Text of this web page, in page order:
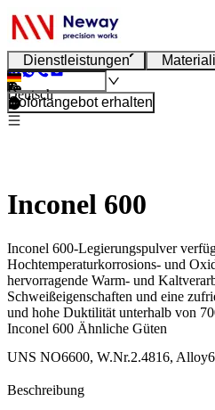
Dienstleistungen
Deutsch
Sofortangebot erhalten
Inconel 600
Inconel 600-Legierungspulver
Hochtemperaturkorrosions- und
hervorragende Warm- und
Schweißeigenschaften und eine
und hohe Duktilität unterhalb von
Inconel 600 Ähnliche Güten
UNS NO6600, W.Nr.2.4816,
Beschreibung